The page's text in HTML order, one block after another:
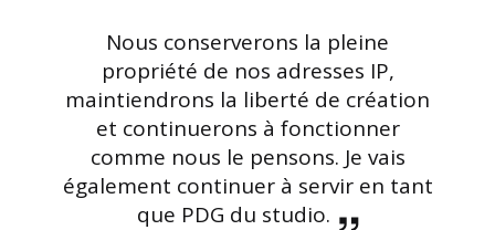
Nous conserverons la pleine
propriété de nos adresses IP,
maintiendrons la liberté de création
et continuerons à fonctionner
comme nous le pensons. Je vais
également continuer à servir en tant
que PDG du studio.